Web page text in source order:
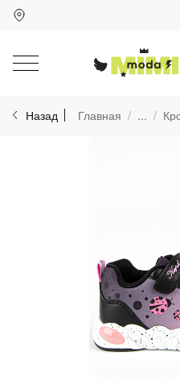
Назад Главная ...
Для клиентов всех банков
Разбейте